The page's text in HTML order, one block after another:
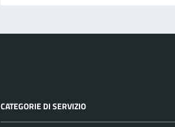
CATEGORIE DI SERVIZIO